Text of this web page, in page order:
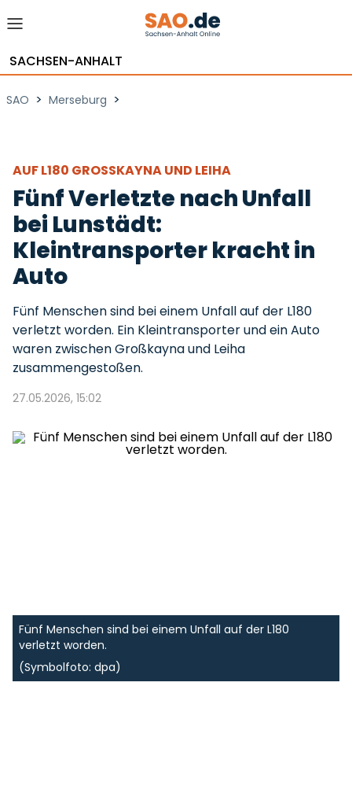
SACHSEN-ANHALT
SAO > Merseburg >
AUF L180 GROSSKAYNA UND LEIHA
Fünf Verletzte nach Unfall
bei Lunstädt:
Kleintransporter kracht in
Auto
Fünf Menschen sind bei einem Unfall auf der L180
verletzt worden. Ein Kleintransporter und ein Auto
waren zwischen Großkayna und Leiha
zusammengestoßen.
27.05.2026, 15:02
Fünf Menschen sind bei einem Unfall auf der L180
verletzt worden.
(Symbolfoto: dpa)